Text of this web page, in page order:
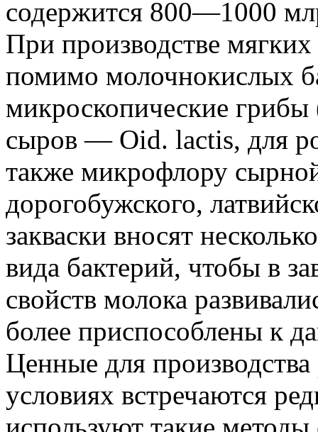
содержится 800—1000
При производстве
помимо молочнокислых
микроскопические грибы
сыров — Oid. lactis, для
также микрофлору
дорогобужского,
закваски вносят
вида бактерий, чтобы в
свойств молока
более приспособлены к
Ценные для
условиях встречаются